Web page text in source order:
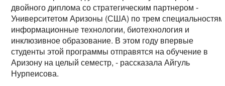
двойного диплома со стратегическим партнером -
Университетом Аризоны (США) по трем
информационные технологии, биотехнология и
инклюзивное образование. В этом году впервые
студенты этой программы отправятся на обучение в
Аризону на целый семестр, - рассказала Айгуль
Нурпеисова.